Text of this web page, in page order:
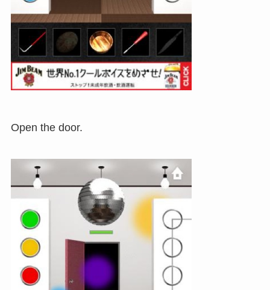
Open the door.